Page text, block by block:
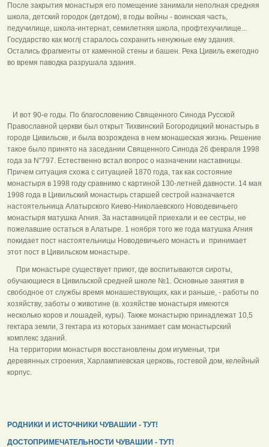
После закрытия монастыря его помещение занимали неполная средняя
школа, детский городок (детдом), в годы войны - воинская часть,
педучилище, школа-интернат, семилетняя школа, профтехучилище...
Государство как моглj старалось сохранить ненужные ему здания.
Остались фрагменты от каменной стены и башен. Река Цивиль ежегодно
во время паводка разрушала здания.
И вот 90-е годы. По благословению Священного Синода Русской
Православной церкви был открыт Тихвинский Богородицкий монастырь в
городе Цивильске, и была возрождена в нем монашеская жизнь. Решение
такое было принято на заседании Священного Синода 26 февраля 1998
года за N"797. Естественно встал вопрос о назначении наставницы.
Причем ситуация схожа с ситуацией 1870 года, так как состояние
монастыря в 1998 году сравнимо с картиной 130-летней давности. 14 мая
1998 года в Цивильский монастырь старшей сестрой назначается
настоятельница Алатырского Киево-Николаевского Новодевичьего
монастыря матушка Агния. За наставницей приехали и ее сестры, не
пожелавшие остаться в Алатыре. 1 ноября того же года матушка Агния
покидает пост настоятельницы Новодевичьего монасть и принимает
этот пост в Цивильском монастыре.
При монастыре существует приют, где воспитываются сироты,
обучающиеся в Цивильской средней школе №1. Основные занятия в
свободное от службы время монашествующих, как и раньше, - работы по
хозяйству, заботы о животине (в. хозяйстве монастыря имеются
несколько коров и лошадей, куры). Также монастырю принадлежат 10,5
гектара земли, 3 гектара из которых занимает сам монастырский
комплекс зданий.
На территории монастыря восстановлены дом игуменьи, три
деревянных строения, Харлампиевская церковь, гостевой дом, келейный
корпус.
РОДНИКИ И ИСТОЧНИКИ ЧУВАШИИ - ТУТ!
ДОСТОПРИМЕЧАТЕЛЬНОСТИ ЧУВАШИИ - ТУТ!